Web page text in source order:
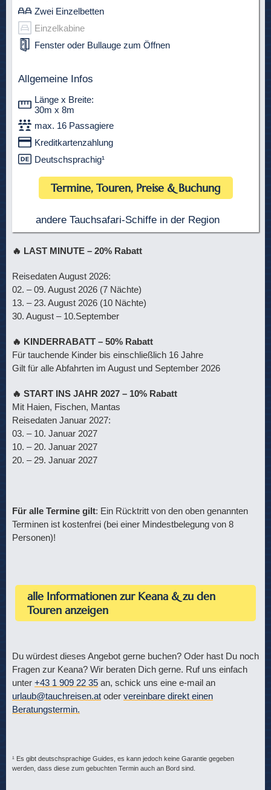
Zwei Einzelbetten
Einzelkabine
Fenster oder Bullauge zum Öffnen
Allgemeine Infos
Länge x Breite:
30m x 8m
max. 16 Passagiere
Kreditkartenzahlung
Deutschsprachig¹
Termine, Touren, Preise & Buchung
andere Tauchsafari-Schiffe in der Region
🔥 LAST MINUTE – 20% Rabatt
Reisedaten August 2026:
02. – 09. August 2026 (7 Nächte)
13. – 23. August 2026 (10 Nächte)
30. August – 10.September
🔥 KINDERRABATT – 50% Rabatt
Für tauchende Kinder bis einschließlich 16 Jahre
Gilt für alle Abfahrten im August und September 2026
🔥 START INS JAHR 2027 – 10% Rabatt
Mit Haien, Fischen, Mantas
Reisedaten Januar 2027:
03. – 10. Januar 2027
10. – 20. Januar 2027
20. – 29. Januar 2027
Für alle Termine gilt: Ein Rücktritt von den oben genannten
Terminen ist kostenfrei (bei einer Mindestbelegung von 8
Personen)!
alle Informationen zur Keana & zu den
Touren anzeigen
Du würdest dieses Angebot gerne buchen? Oder hast Du noch
Fragen zur Keana? Wir beraten Dich gerne. Ruf uns einfach
unter +43 1 909 22 35 an, schick uns eine e-mail an
urlaub@tauchreisen.at oder vereinbare direkt einen
Beratungstermin.
¹ Es gibt deutschsprachige Guides, es kann jedoch keine Garantie gegeben
werden, dass diese zum gebuchten Termin auch an Bord sind.